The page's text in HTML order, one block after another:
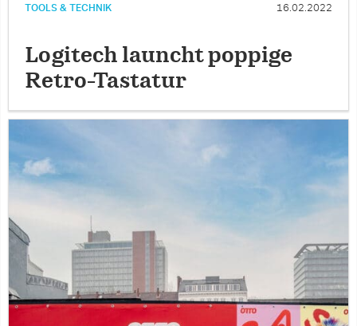
TOOLS & TECHNIK 16.02.2022
Logitech launcht poppige
Retro-Tastatur